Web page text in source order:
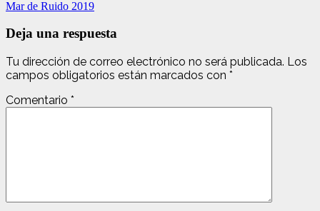
Mar de Ruido 2019
Deja una respuesta
Tu dirección de correo electrónico no será publicada. Los
campos obligatorios están marcados con *
Comentario *